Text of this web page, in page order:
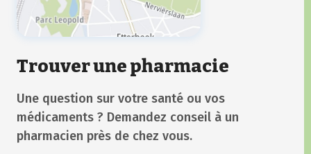
Trouver une pharmacie
Une question sur votre santé ou vos
médicaments ? Demandez conseil à un
pharmacien près de chez vous.